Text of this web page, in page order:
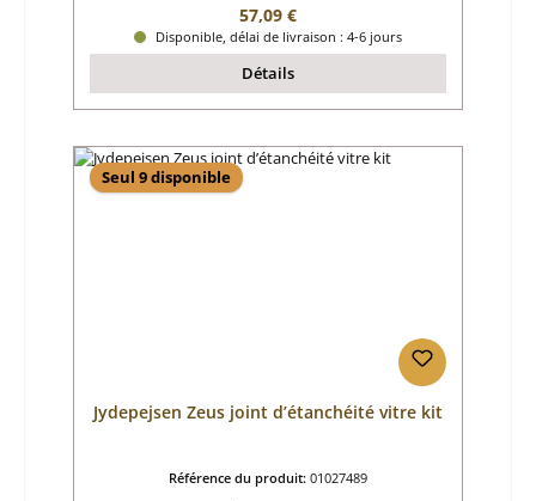
Prix régulier :
57,09 €
Disponible, délai de livraison : 4-6 jours
Détails
Seul 9 disponible
Jydepejsen Zeus joint d’étanchéité vitre kit
Référence du produit: 01027489